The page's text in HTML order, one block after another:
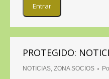
PROTEGIDO:
NOTICIAS, ZONA SOCIOS